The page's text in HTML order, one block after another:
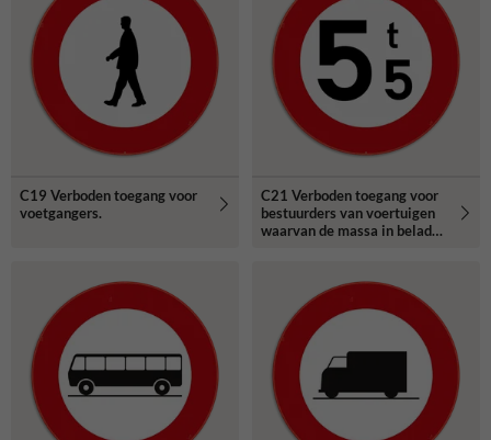
C19 Verboden toegang voor
voetgangers.
C21 Verboden toegang voor
bestuurders van voertuigen
waarvan de massa in beladen